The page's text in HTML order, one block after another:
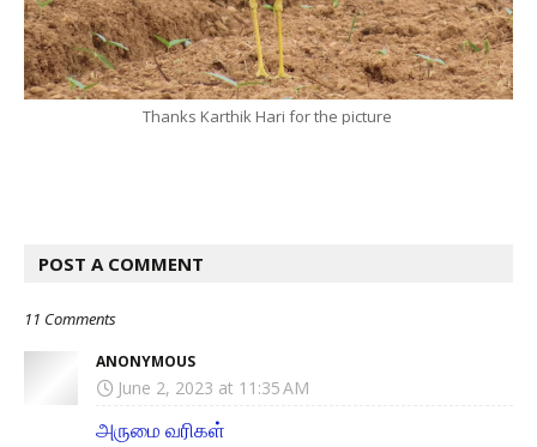
Thanks Karthik Hari for the picture
POST A COMMENT
11 Comments
ANONYMOUS
June 2, 2023 at 11:35 AM
அருமை வரிகள்